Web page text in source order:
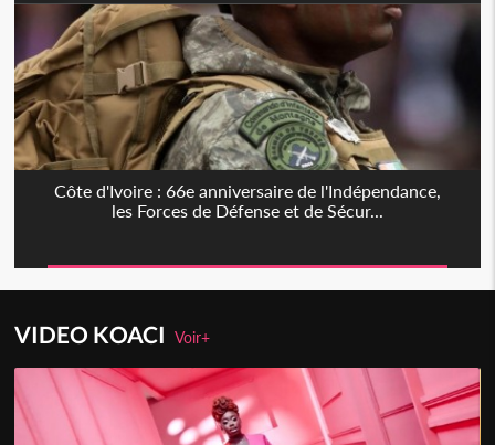
Côte d'Ivoire : 66e anniversaire de l'Indépendance,
les Forces de Défense et de Sécur...
VIDEO KOACIVoir+